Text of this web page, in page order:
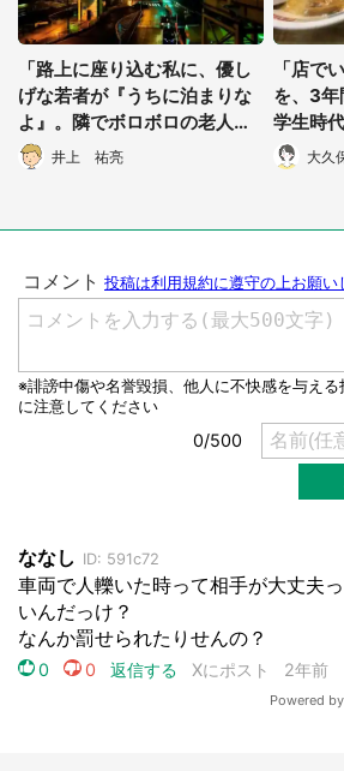
「路上に座り込む私に、優し
げな若者が『うちに泊まりな
よ』。隣でボロボロの老人が
それを聞いていて...」（千葉
県・40代男性）
井上 祐亮
「店で
を、3年
学生時
日、店
都・50
大